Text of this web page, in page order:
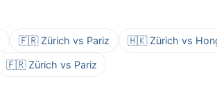
🇫🇷 Zürich vs Pariz 🇭🇰 Zürich vs
🇫🇷 Zürich vs Pariz